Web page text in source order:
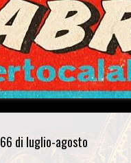
66 di luglio-agosto